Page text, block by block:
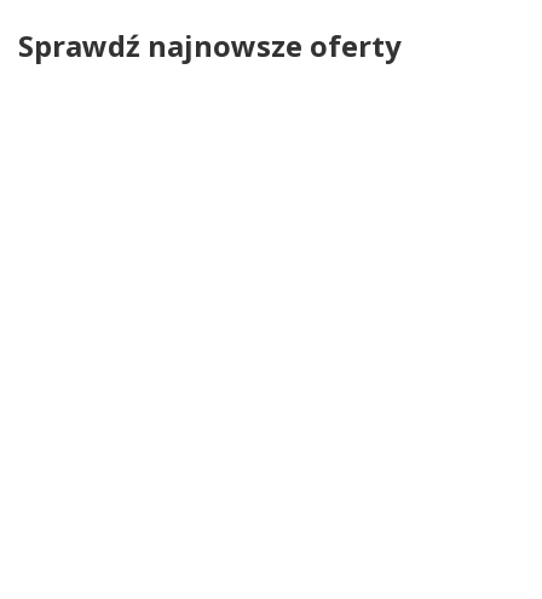
Sprawdź najnowsze oferty